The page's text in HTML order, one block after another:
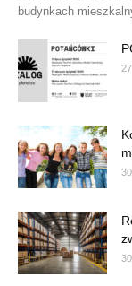
budynkach